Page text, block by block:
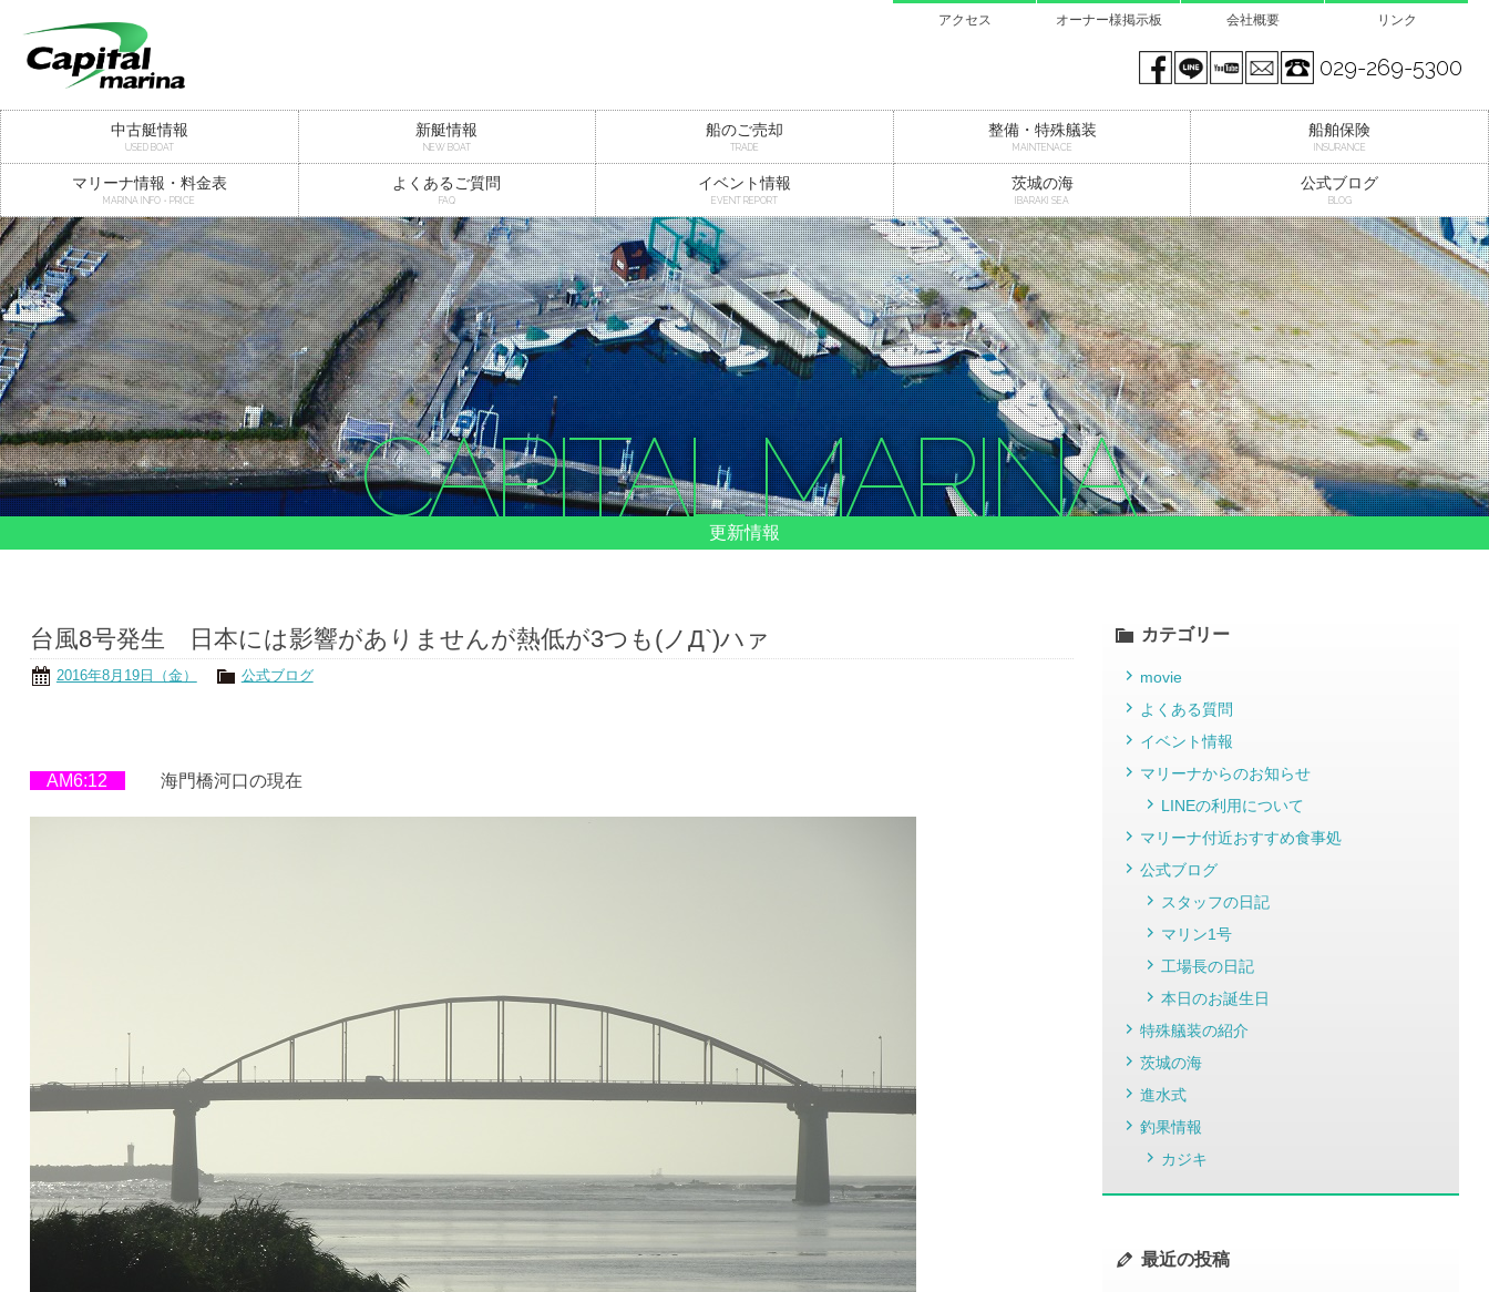
アクセス オーナー様掲示板 会社概要 リンク
029-269-5300
mail
You tube
LINE@
Facebook page
中古艇情報
USED BOAT
新艇情報
NEW BOAT
船のご売却
TRADE
整備・特殊艤装
MAINTENACE
船舶保険
INSURANCE
マリーナ情報・料金表
MARINA INFO・PRICE
よくあるご質問
FAQ
イベント情報
EVENT REPORT
茨城の海
IBARAKI SEA
公式ブログ
BLOG
CAPITAL MARINA
更新情報
台風8号発生 日本には影響がありませんが熱低が3つも(ノД`)ハァ
2016年8月19日（金） 公式ブログ
AM6:12 海門橋河口の現在
カテゴリー
movie
よくある質問
イベント情報
マリーナからのお知らせ
LINEの利用について
マリーナ付近おすすめ食事処
公式ブログ
スタッフの日記
マリン1号
工場長の日記
本日のお誕生日
特殊艤装の紹介
茨城の海
進水式
釣果情報
カジキ
最近の投稿